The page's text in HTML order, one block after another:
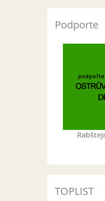
Podporte
TOPLIST